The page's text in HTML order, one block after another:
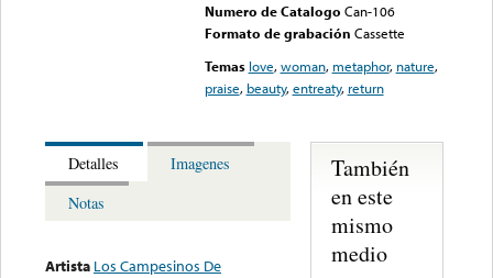
Numero de Catalogo Can-106
Formato de grabación Cassette
Temas love,woman, metaphor, nature,
praise, beauty,entreaty, return
Detalles
Imagenes
Notas
Artista Los Campesinos De
También
en este
mismo
medio